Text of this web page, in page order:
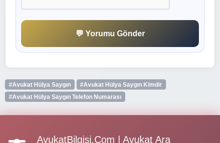
💬 Yorumu Gönder
#Avukat Hülya Saygın
#Avukat Hülya Saygın Kimdir
#Avukat Hülya Saygın Telefon Numarası
AvukatBilgisi.Com | Avukat Ara